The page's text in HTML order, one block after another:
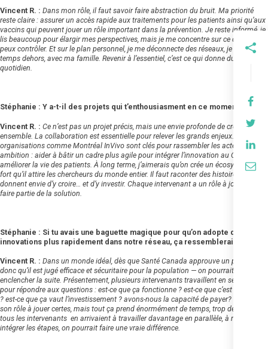
Vincent R. : Dans mon rôle, il faut savoir faire abstraction du bruit. Ma priorité
reste claire : assurer un accès rapide aux traitements pour les patients ainsi qu’aux
vaccins qui peuvent jouer un rôle important dans la prévention. Je reste informé, je
lis beaucoup pour élargir mes perspectives, mais je me concentre sur ce que je
peux contrôler. Et sur le plan personnel, je me déconnecte des réseaux, je passe du
temps dehors, avec ma famille. Revenir à l’essentiel, c’est ce qui donne du sens au
quotidien.
Stéphanie : Y a-t-il des projets qui t’enthousiasment en ce moment ?
Vincent R. : Ce n’est pas un projet précis, mais une envie profonde de créer
ensemble. La collaboration est essentielle pour relever les grands enjeux. Des
organisations comme Montréal InVivo sont clés pour rassembler les acteurs. Mon
ambition : aider à bâtir un cadre plus agile pour intégrer l’innovation au Québec et
améliorer la vie des patients. À long terme, j’aimerais qu’on crée un écosystème si
fort qu’il attire les chercheurs du monde entier. Il faut raconter des histoires qui
donnent envie d’y croire… et d’y investir. Chaque intervenant a un rôle à jouer et doit
faire partie de la solution.
Stéphanie : Si tu avais une baguette magique pour qu’on adopte des
innovations plus rapidement dans notre réseau, ça ressemblerait à quoi ?
Vincent R. : Dans un monde idéal, dès que Santé Canada approuve un produit —
donc qu’il est jugé efficace et sécuritaire pour la population — on pourrait déjà
enclencher la suite. Présentement, plusieurs intervenants travaillent en séquence
pour répondre aux questions : est-ce que ça fonctionne ? est-ce que c’est sécuritaire
? est-ce que ça vaut l’investissement ? avons-nous la capacité de payer? Chacun a
son rôle à jouer certes, mais tout ça prend énormément de temps, trop de temps. Si
tous les intervenants en arrivaient à travailler davantage en parallèle, à mieux
intégrer les étapes, on pourrait faire une vraie différence.